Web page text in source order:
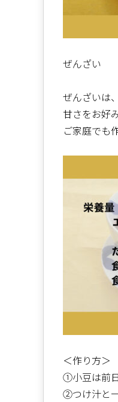
ぜんざい
ぜんざいは
甘さをお好
ご家庭でも
＜作り方＞
①小豆は前
②つけ汁と